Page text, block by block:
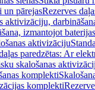
un pārejasRezerves
aktivizāciju,
izmantojot baterijas
aktivizāciju
paredzētas: Ar
skalošanas
komplekti
komplekti